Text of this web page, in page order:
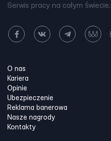
Serwis pracy na całym świecie.
O nas
Kariera
Opinie
Ubezpieczenie
Reklama banerowa
Nasze nagrody
Kontakty